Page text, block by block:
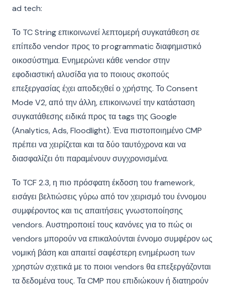
ad tech:
Το TC String επικοινωνεί λεπτομερή συγκατάθεση σε
επίπεδο vendor προς το programmatic διαφημιστικό
οικοσύστημα. Ενημερώνει κάθε vendor στην
εφοδιαστική αλυσίδα για το ποιους σκοπούς
επεξεργασίας έχει αποδεχθεί ο χρήστης. Το Consent
Mode V2, από την άλλη, επικοινωνεί την κατάσταση
συγκατάθεσης ειδικά προς τα tags της Google
(Analytics, Ads, Floodlight). Ένα πιστοποιημένο CMP
πρέπει να χειρίζεται και τα δύο ταυτόχρονα και να
διασφαλίζει ότι παραμένουν συγχρονισμένα.
Το TCF 2.3, η πιο πρόσφατη έκδοση του framework,
εισάγει βελτιώσεις γύρω από τον χειρισμό του έννομου
συμφέροντος και τις απαιτήσεις γνωστοποίησης
vendors. Αυστηροποιεί τους κανόνες για το πώς οι
vendors μπορούν να επικαλούνται έννομο συμφέρον ως
νομική βάση και απαιτεί σαφέστερη ενημέρωση των
χρηστών σχετικά με το ποιοι vendors θα επεξεργάζονται
τα δεδομένα τους. Τα CMP που επιδιώκουν ή διατηρούν